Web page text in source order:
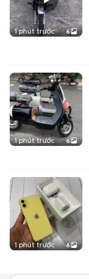
1 phút trước 6
1 phút trước 6
1 phút trước 6